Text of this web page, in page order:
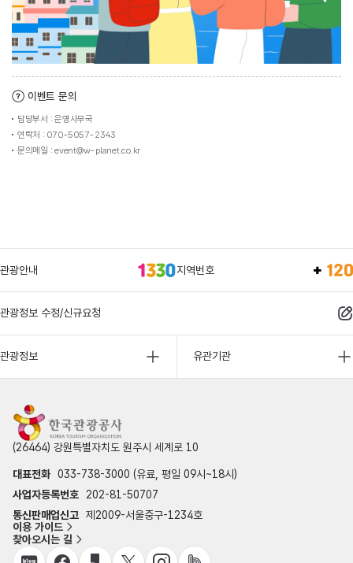
이벤트 문의
담당부서 : 운영사무국
연락처 : 070-5057-2343
문의메일 : event@w-planet.co.kr
관광안내 지역번호
관광정보 수정/신규요청
관광정보 유관기관
(26464) 강원특별자치도 원주시 세계로 10
대표전화 033-738-3000 (유료, 평일 09시~18시)
사업자등록번호
202-81-50707
통신판매업신고 제2009-서울중구-1234호
이용 가이드
찾아오시는 길